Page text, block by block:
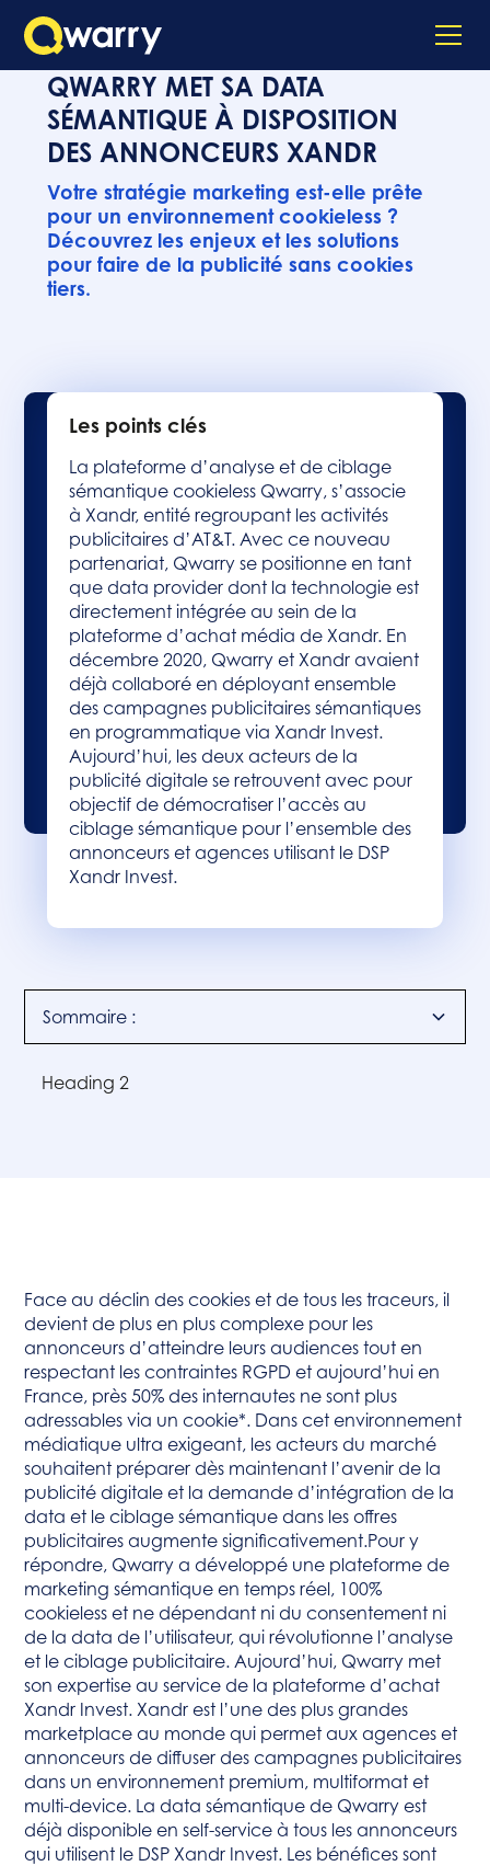
QWARRY MET SA DATA
SÉMANTIQUE À DISPOSITION
DES ANNONCEURS XANDR
Votre stratégie marketing est-elle prête
pour un environnement cookieless ?
Découvrez les enjeux et les solutions
pour faire de la publicité sans cookies
tiers.
Les points clés
La plateforme d’analyse et de ciblage
sémantique cookieless Qwarry, s’associe
à Xandr, entité regroupant les activités
publicitaires d’AT&T. Avec ce nouveau
partenariat, Qwarry se positionne en tant
que data provider dont la technologie est
directement intégrée au sein de la
plateforme d’achat média de Xandr. En
décembre 2020, Qwarry et Xandr avaient
déjà collaboré en déployant ensemble
des campagnes publicitaires sémantiques
en programmatique via Xandr Invest.
Aujourd’hui, les deux acteurs de la
publicité digitale se retrouvent avec pour
objectif de démocratiser l’accès au
ciblage sémantique pour l’ensemble des
annonceurs et agences utilisant le DSP
Xandr Invest.
Sommaire :
Heading 2
Face au déclin des cookies et de tous les traceurs, il
devient de plus en plus complexe pour les
annonceurs d’atteindre leurs audiences tout en
respectant les contraintes RGPD et aujourd’hui en
France, près 50% des internautes ne sont plus
adressables via un cookie*. Dans cet environnement
médiatique ultra exigeant, les acteurs du marché
souhaitent préparer dès maintenant l’avenir de la
publicité digitale et la demande d’intégration de la
data et le ciblage sémantique dans les offres
publicitaires augmente significativement.Pour y
répondre, Qwarry a développé une plateforme de
marketing sémantique en temps réel, 100%
cookieless et ne dépendant ni du consentement ni
de la data de l’utilisateur, qui révolutionne l’analyse
et le ciblage publicitaire. Aujourd’hui, Qwarry met
son expertise au service de la plateforme d’achat
Xandr Invest. Xandr est l’une des plus grandes
marketplace au monde qui permet aux agences et
annonceurs de diffuser des campagnes publicitaires
dans un environnement premium, multiformat et
multi-device. La data sémantique de Qwarry est
déjà disponible en self-service à tous les annonceurs
qui utilisent le DSP Xandr Invest. Les bénéfices sont